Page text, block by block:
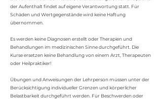
der Aufenthalt findet auf eigene Verantwortung statt. Für
Schäden und Wertgegenstände wird keine Haftung
übernommen.
Es werden keine Diagnosen erstellt oder Therapien und
Behandlungen im medizinischen Sinne durchgeführt. Die
Kurse ersetzen keine Behandlung von einem Arzt, Therapeuten
oder Heilpraktiker!
Übungen und Anweisungen der Lehrperson müssen unter der
Berücksichtigung individueller Grenzen und körperlicher
Belastbarkeit durchgeführt werden. Für Beschwerden oder